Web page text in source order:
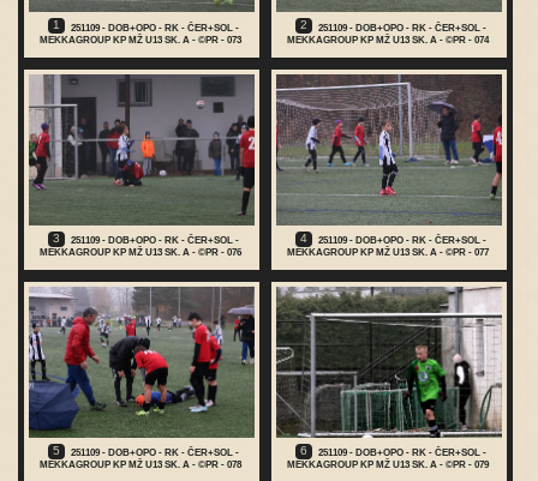
1
251109 - DOB+OPO - RK - ČER+SOL -
MEKKAGROUP KP MŽ U13 SK. A - ©PR - 073
2
251109 - DOB+OPO - RK - ČER+SOL -
MEKKAGROUP KP MŽ U13 SK. A - ©PR - 074
3
251109 - DOB+OPO - RK - ČER+SOL -
MEKKAGROUP KP MŽ U13 SK. A - ©PR - 076
4
251109 - DOB+OPO - RK - ČER+SOL -
MEKKAGROUP KP MŽ U13 SK. A - ©PR - 077
5
251109 - DOB+OPO - RK - ČER+SOL -
MEKKAGROUP KP MŽ U13 SK. A - ©PR - 078
6
251109 - DOB+OPO - RK - ČER+SOL -
MEKKAGROUP KP MŽ U13 SK. A - ©PR - 079